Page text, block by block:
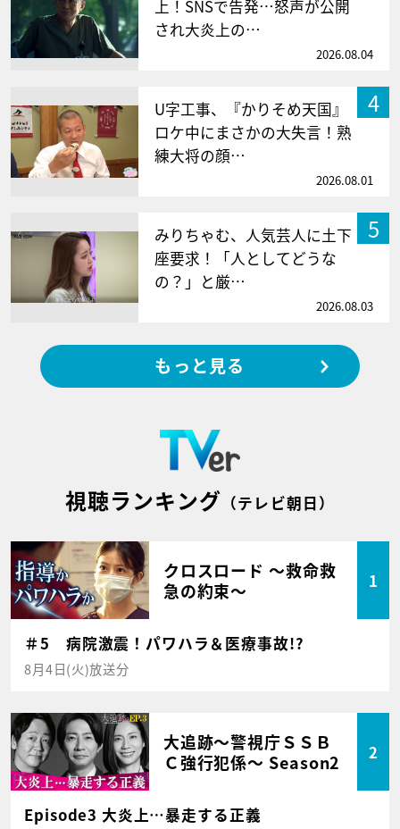
上！SNSで告発…怒声が公開
され大炎上の…
2026.08.04
4
U字工事、『かりそめ天国』
ロケ中にまさかの大失言！熟
練大将の顔…
2026.08.01
5
みりちゃむ、人気芸人に土下
座要求！「人としてどうな
の？」と厳…
2026.08.03
もっと見る
視聴ランキング （テレビ朝日）
クロスロード ～救命救
急の約束～
1
＃5 病院激震！パワハラ＆医療事故!?
8月4日(火)放送分
大追跡～警視庁ＳＳＢ
Ｃ強行犯係～ Season2
2
Episode3 大炎上…暴走する正義